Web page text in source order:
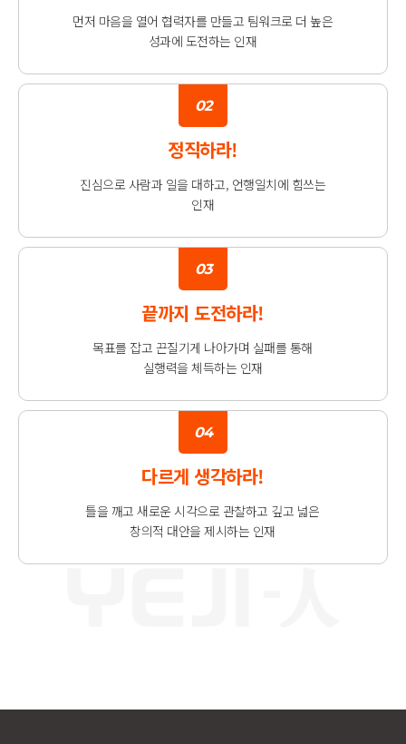
먼저 마음을 열어 협력자를 만들고 팀워크로 더 높은
성과에 도전하는 인재
02
정직하라!
진심으로 사람과 일을 대하고, 언행일치에 힘쓰는
인재
03
끝까지 도전하라!
목표를 잡고 끈질기게 나아가며 실패를 통해
실행력을 체득하는 인재
04
다르게 생각하라!
틀을 깨고 새로운 시각으로 관찰하고 깊고 넓은
창의적 대안을 제시하는 인재